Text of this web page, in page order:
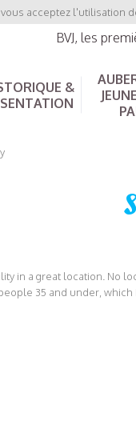
acceptez l'utilisation
BVJ, les
&
in a great location. No
35 and under,